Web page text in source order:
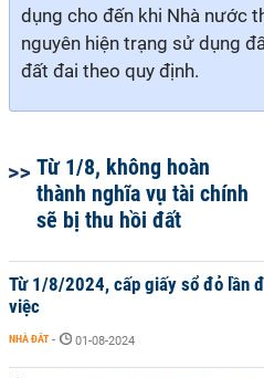
dụng cho đến khi Nhà nước
nguyên hiện trạng sử dụng
đất đai theo quy định.
Từ 1/8, không hoàn
thành nghĩa vụ tài chính
sẽ bị thu hồi đất
Từ 1/8/2024, cấp giấy sổ đỏ lần
việc
NHÀ ĐẤT - 01-08-2024